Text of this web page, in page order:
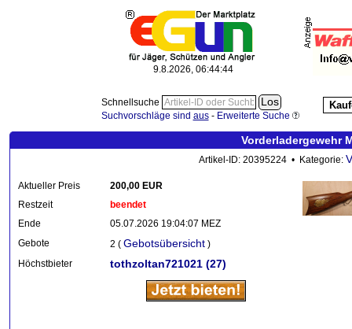
9.8.2026, 06:44:45
Schnellsuche
Suchvorschläge sind aus- Erweiterte Suche
Vorderladergewehr
Artikel-ID: 20395224 • Kategorie:
Aktueller Preis
200,00 EUR
Restzeit
beendet
Ende
05.07.2026 19:04:07 MEZ
Gebote
2 ( Gebotsübersicht )
Höchstbieter
tothzoltan721021 (27)